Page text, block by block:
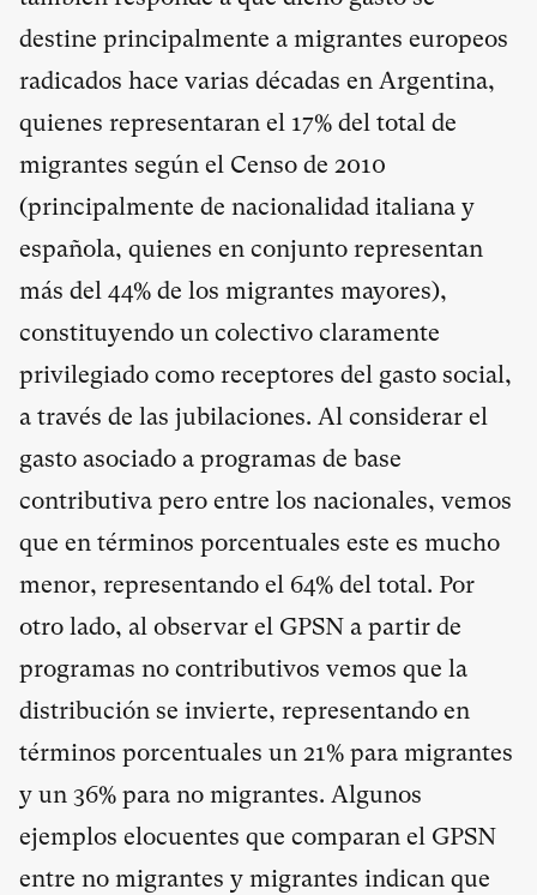
destine principalmente a migrantes europeos
radicados hace varias décadas en Argentina,
quienes representaran el 17% del total de
migrantes según el Censo de 2010
(principalmente de nacionalidad italiana y
española, quienes en conjunto representan
más del 44% de los migrantes mayores),
constituyendo un colectivo claramente
privilegiado como receptores del gasto social,
a través de las jubilaciones. Al considerar el
gasto asociado a programas de base
contributiva pero entre los nacionales, vemos
que en términos porcentuales este es mucho
menor, representando el 64% del total. Por
otro lado, al observar el GPSN a partir de
programas no contributivos vemos que la
distribución se invierte, representando en
términos porcentuales un 21% para migrantes
y un 36% para no migrantes. Algunos
ejemplos elocuentes que comparan el GPSN
entre no migrantes y migrantes indican que